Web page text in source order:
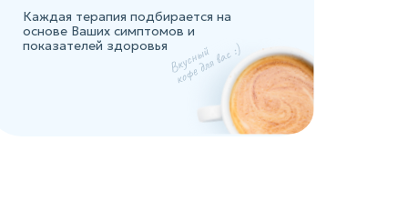
Каждая терапия подбирается на
основе Ваших симптомов и
показателей здоровья